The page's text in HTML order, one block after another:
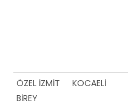
ÖZEL İZMİT
BİREY
KOCAELİ